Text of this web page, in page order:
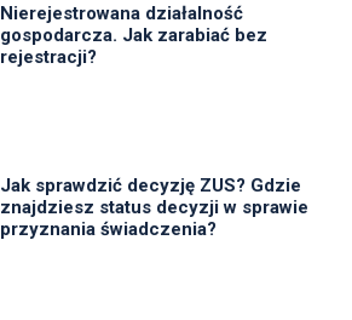
Nierejestrowana działalność
gospodarcza. Jak zarabiać bez
rejestracji?
Jak sprawdzić decyzję ZUS? Gdzie
znajdziesz status decyzji w sprawie
przyznania świadczenia?